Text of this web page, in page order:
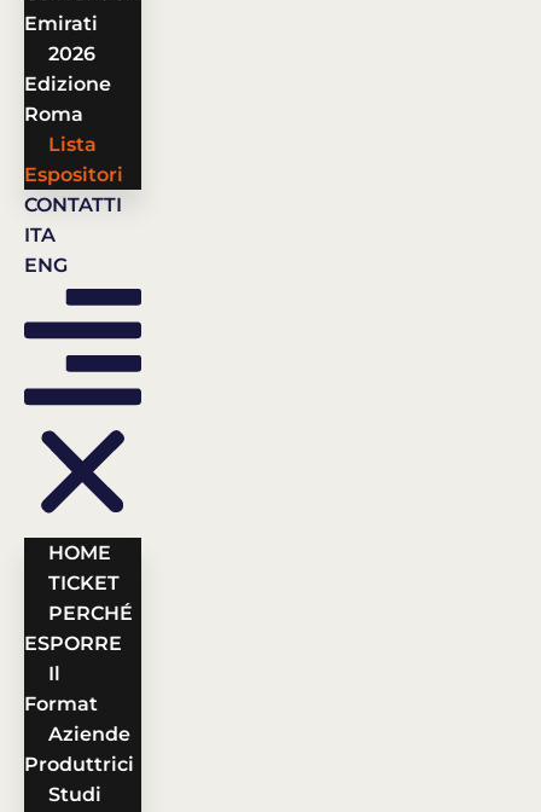
Emirati
2026
Edizione
Roma
Lista
Espositori
CONTATTI
ITA
ENG
HOME
TICKET
PERCHÉ
ESPORRE
Il
Format
Aziende
Produttrici
Studi